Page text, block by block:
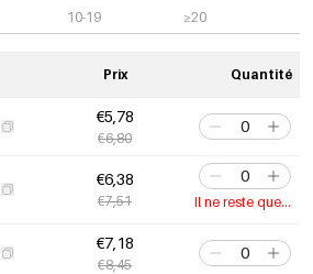
10-19 ≥20
Prix Quantité
€5,78
€6,80
€6,38
€7,51 Il ne reste que 1
€7,18
€8,45